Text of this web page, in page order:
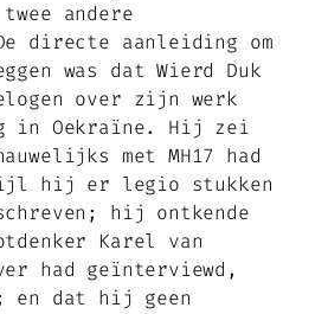
andere
directe aanleiding om
was dat Wierd Duk
over zijn werk
in Oekraïne. Hij zei
met MH17 had
hij er legio stukken
hij ontkende
Karel van
had geïnterviewd,
en dat hij geen